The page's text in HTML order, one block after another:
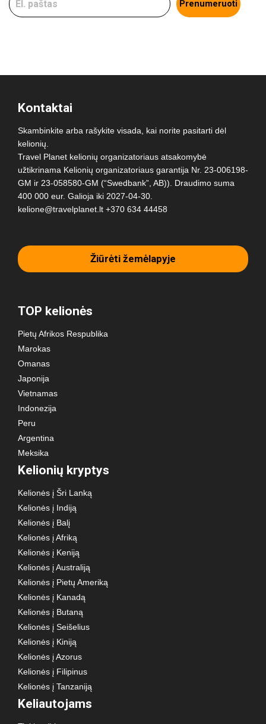
Prenumeruoti
Kontaktai
Skambinkite arba rašykite visada, kai norite pasitarti dėl
kelionių.
Travel Planet kelionių organizatoriaus atsakomybė
užtikrinama Kelionių organizatoriaus garantija Nr. 23-006198-
GM ir 23-058580-GM (“Swedbank”, AB)). Draudimo suma
400 000 eur. Galioja iki 2027-04-30.
kelione@travelplanet.lt +370 634 44458
Žiūrėti žemėlapyje
TOP kelionės
Pietų Afrikos Respublika
Marokas
Omanas
Japonija
Vietnamas
Indonezija
Peru
Argentina
Meksika
Kelionių kryptys
Kelionės į Šri Lanką
Kelionės į Indiją
Kelionės į Balį
Kelionės į Afriką
Kelionės į Keniją
Kelionės į Australiją
Kelionės į Pietų Ameriką
Kelionės į Kanadą
Kelionės į Butaną
Kelionės į Seišelius
Kelionės į Kiniją
Kelionės į Azorus
Kelionės į Filipinus
Kelionės į Tanzaniją
Keliautojams